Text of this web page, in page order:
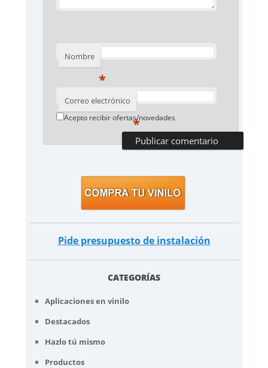
Nombre
*
Correo electrónico
*
Acepto recibir ofertas/novedades
Pide presupuesto de instalación
CATEGORÍAS
Aplicaciones en vinilo
Destacados
Hazlo tú mismo
Productos